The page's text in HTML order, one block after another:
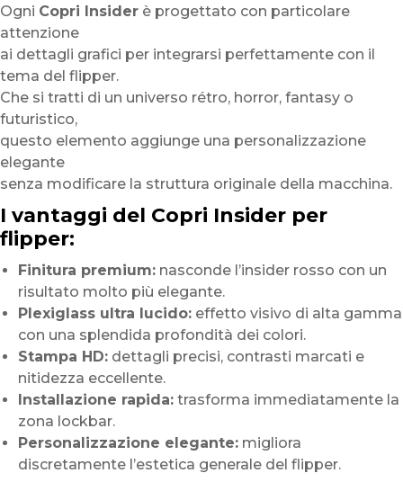
Ogni Copri Insider è progettato con particolare
attenzione
ai dettagli grafici per integrarsi perfettamente con il
tema del flipper.
Che si tratti di un universo rétro, horror, fantasy o
futuristico,
questo elemento aggiunge una personalizzazione
elegante
senza modificare la struttura originale della macchina.
I vantaggi del Copri Insider per
flipper:
Finitura premium: nasconde l’insider rosso con un
risultato molto più elegante.
Plexiglass ultra lucido: effetto visivo di alta gamma
con una splendida profondità dei colori.
Stampa HD: dettagli precisi, contrasti marcati e
nitidezza eccellente.
Installazione rapida: trasforma immediatamente la
zona lockbar.
Personalizzazione elegante: migliora
discretamente l’estetica generale del flipper.